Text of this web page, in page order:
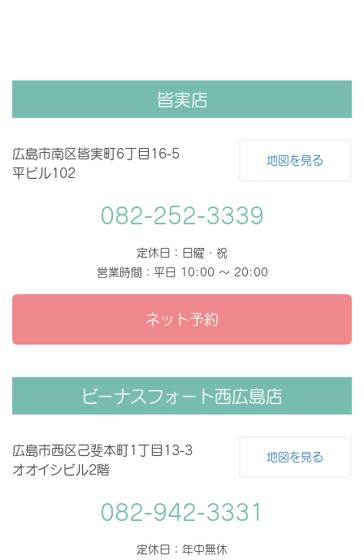
皆実店
広島市南区皆実町6丁目16-5
平ビル102
地図を見る
082-252-3339
定休日：日曜・祝
営業時間：平日 10:00 〜 20:00
ネット予約
ビーナスフォート西広島店
広島市西区己斐本町1丁目13-3
オオイシビル2階
地図を見る
082-942-3331
定休日：年中無休